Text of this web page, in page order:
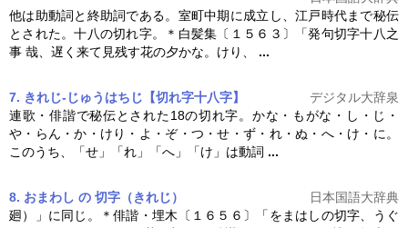
他は助動詞と終助詞である。室町中期に成立し、江戸時代まで秘伝
とされた。十八の切れ字。＊白髪集〔１５６３〕「発句切字十八之
事 哉、遅く来て見残す花の夕かな。けり、 ...
7. きれじ‐じゅうはちじ【切れ字十八字】
デジタル大辞泉
連歌・俳諧で秘伝とされた18の切れ字。かな・もがな・し・じ・
や・らん・か・けり・よ・ぞ・つ・せ・ず・れ・ぬ・へ・け・に。
このうち、「せ」「れ」「へ」「け」は動詞 ...
8. おまわし の 切字（きれじ）
日本国語大辞典
廻）」に同じ。＊俳諧・埋木〔１６５６〕「をまはしの切字 、うぐ